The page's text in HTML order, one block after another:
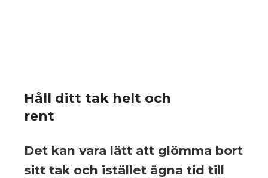
Håll ditt tak helt och
rent
Det kan vara lätt att glömma bort
sitt tak och istället ägna tid till